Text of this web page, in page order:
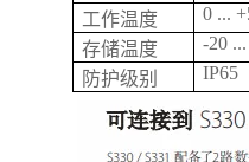
工作温度
0 ...
存储温度
-20
防护级别
IP65